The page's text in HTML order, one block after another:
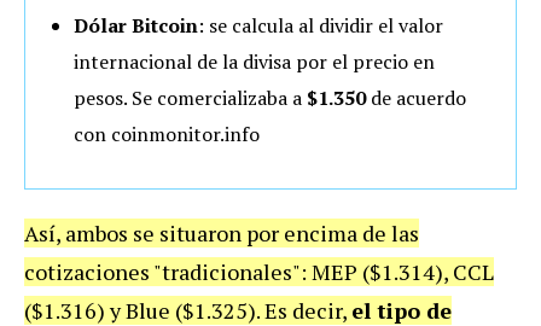
Dólar Bitcoin: se calcula al dividir el valor
internacional de la divisa por el precio en
pesos. Se comercializaba a $1.350de acuerdo
con coinmonitor.info
Así, ambos se situaron por encima de las
cotizaciones "tradicionales": MEP ($1.314), CCL
($1.316) y Blue ($1.325). Es decir, el tipo de